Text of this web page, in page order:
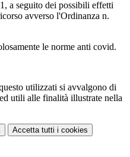
a seguito dei possibili effetti
avverso l'Ordinanza n.
le norme anti covid.
utilizzati si avvalgono di
utili alle finalità illustrate nella
Accetta tutti i cookies